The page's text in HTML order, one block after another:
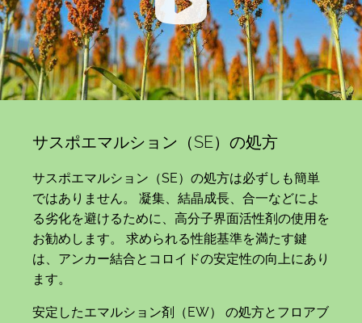
サスポエマルション（SE）の処方
サスポエマルション（SE）の処方は必ずしも簡単
ではありません。 凝集、結晶成長、合一などによ
る劣化を避けるために、高分子界面活性剤の使用を
お勧めします。 求められる性能基準を満たす鍵
は、アンカー結合とコロイドの安定性の向上にあり
ます。
安定したエマルション剤（EW） の処方とフロアブ